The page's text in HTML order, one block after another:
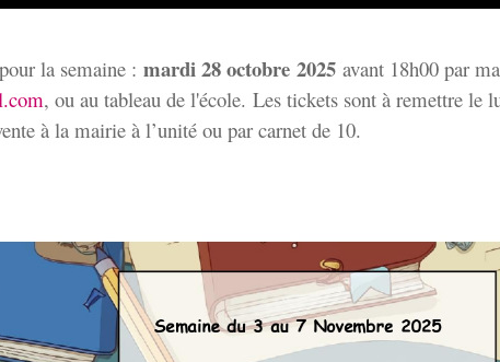
la semaine : mardi 28 octobre 2025 avant 18h00 par
, ou au tableau de l'école. Les tickets sont à remettre le
à la mairie à l’unité ou par carnet de 10.